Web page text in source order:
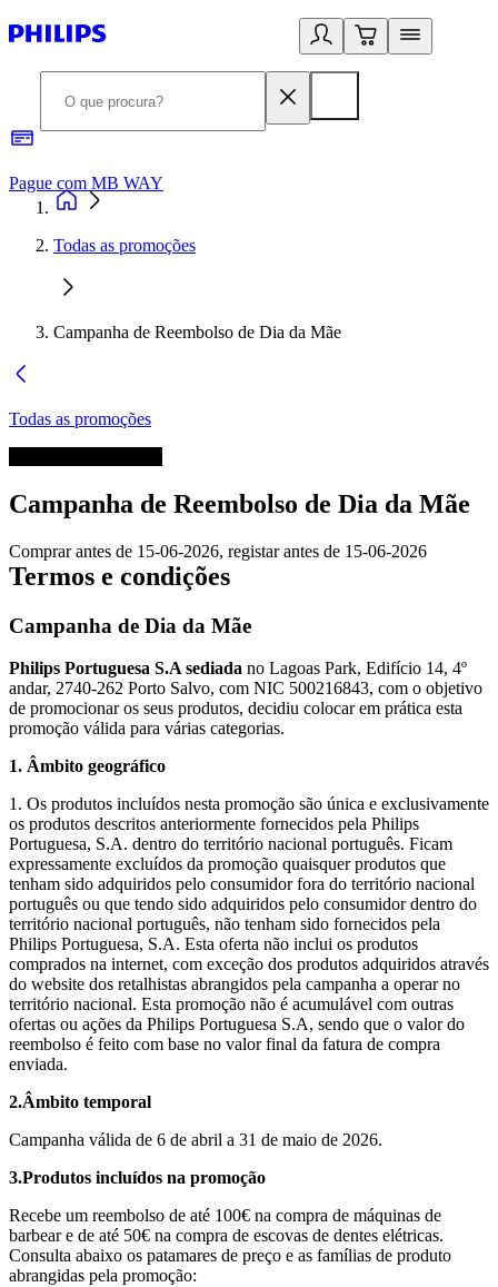
Pague com MB WAY
Todas as promoções
Campanha de Reembolso de Dia da Mãe
Todas as promoções
Campanha de Reembolso de Dia da Mãe
Comprar antes de 15-06-2026, registar antes de 15-06-2026
Termos e condições
Campanha de Dia da Mãe
Philips Portuguesa S.A sediada no Lagoas Park, Edifício 14, 4º
andar, 2740-262 Porto Salvo, com NIC 500216843, com o objetivo
de promocionar os seus produtos, decidiu colocar em prática esta
promoção válida para várias categorias.
1. Âmbito geográfico
1. Os produtos incluídos nesta promoção são única e exclusivamente
os produtos descritos anteriormente fornecidos pela Philips
Portuguesa, S.A. dentro do território nacional português. Ficam
expressamente excluídos da promoção quaisquer produtos que
tenham sido adquiridos pelo consumidor fora do território nacional
português ou que tendo sido adquiridos pelo consumidor dentro do
território nacional português, não tenham sido fornecidos pela
Philips Portuguesa, S.A. Esta oferta não inclui os produtos
comprados na internet, com exceção dos produtos adquiridos através
do website dos retalhistas abrangidos pela campanha a operar no
território nacional. Esta promoção não é acumulável com outras
ofertas ou ações da Philips Portuguesa S.A, sendo que o valor do
reembolso é feito com base no valor final da fatura de compra
enviada.
2.Âmbito temporal
Campanha válida de 6 de abril a 31 de maio de 2026.
3.Produtos incluídos na promoção
Recebe um reembolso de até 100€ na compra de máquinas de
barbear e de até 50€ na compra de escovas de dentes elétricas.
Consulta abaixo os patamares de preço e as famílias de produto
abrangidas pela promoção: